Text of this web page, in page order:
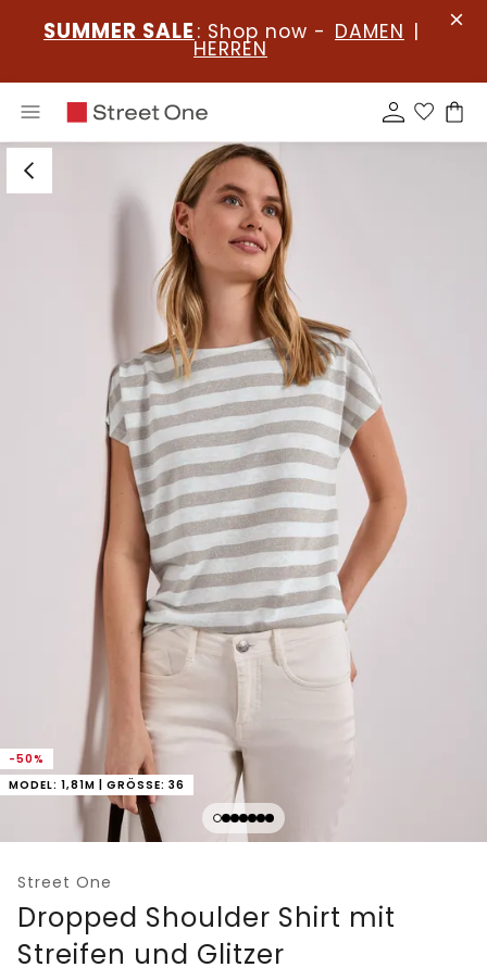
SUMMER SALE : Shop now - DAMEN |
HERREN
-50%
MODEL: 1,81M | GRÖSSE: 36
Street One
Dropped Shoulder Shirt mit
Streifen und Glitzer